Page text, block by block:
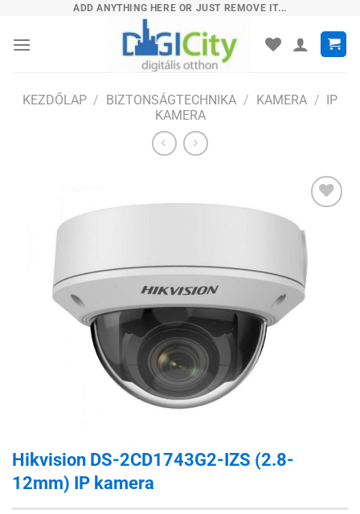
content
ADD ANYTHING HERE OR JUST REMOVE IT...
KEZDŐLAP / BIZTONSÁGTECHNIKA / KAMERA / IP
KAMERA
Hozzáadás
Hikvision DS-2CD1743G2-IZS (2.8-
12mm) IP kamera